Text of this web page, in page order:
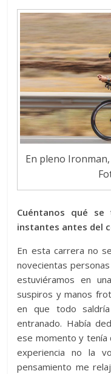
En pleno
Cuéntanos qué
instantes antes del
En esta carrera no
novecientas
estuviéramos en
suspiros y manos
en que todo
entranado. Había
ese momento y tenía
experiencia no la
pensamiento me